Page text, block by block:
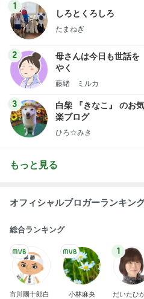
1
しろとくろしろ
たまねぎ
2
母さんは今日も世話を
やく
藤緒 ミルカ
3
白柴 『きなこ』 のお気
楽ブログ
ひろ☆みき
もっと見る
オフィシャルブロガーランキン
総合ランキング
市川團十郎白
小林麻央
1
だいたひ